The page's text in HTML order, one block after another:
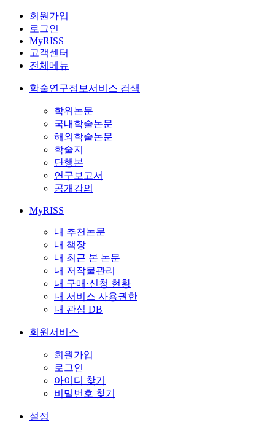
회원가입
로그인
MyRISS
고객센터
전체메뉴
학술연구정보서비스 검색
학위논문
국내학술논문
해외학술논문
학술지
단행본
연구보고서
공개강의
MyRISS
내 추천논문
내 책장
내 최근 본 논문
내 저작물관리
내 구매·신청 현황
내 서비스 사용권한
내 관심 DB
회원서비스
회원가입
로그인
아이디 찾기
비밀번호 찾기
설정